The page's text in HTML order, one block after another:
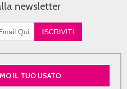
newsletter
IL TUO USATO